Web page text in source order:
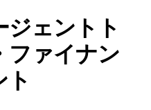
ジェントト
ファイナン
ト